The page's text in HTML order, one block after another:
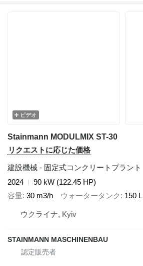
ビデオ
Stainmann MODULMIX ST-30
リクエストに応じた価格
建設機械 - 固定式コンクリートプラント
2024
90 kW (122.45 HP)
容量 30 m3/h ウォータータンク 150 L
ウクライナ, Kyiv
STAINMANN MASCHINENBAU